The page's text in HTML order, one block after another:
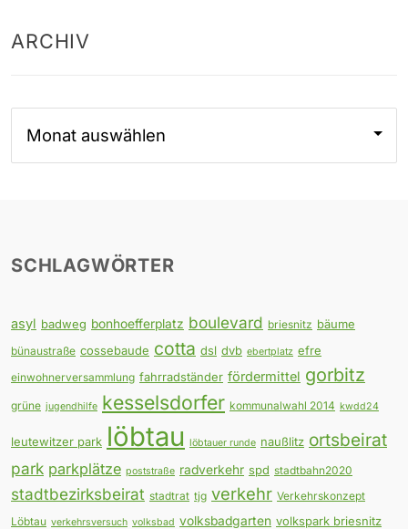
ARCHIV
SCHLAGWÖRTER
asyl badweg bonhoefferplatz boulevard briesnitz bäume
bünaustraße cossebaude cotta dsl dvb ebertplatz efre
einwohnerversammlung fahrradständer fördermittel gorbitz
grüne jugendhilfe kesselsdorfer kommunalwahl 2014 kwdd24
leutewitzer park löbtau löbtauer runde naußlitz ortsbeirat
park parkplätze poststraße radverkehr spd stadtbahn2020
stadtbezirksbeirat stadtrat tjg verkehr Verkehrskonzept
Löbtau verkehrsversuch volksbad volksbadgarten volkspark briesnitz